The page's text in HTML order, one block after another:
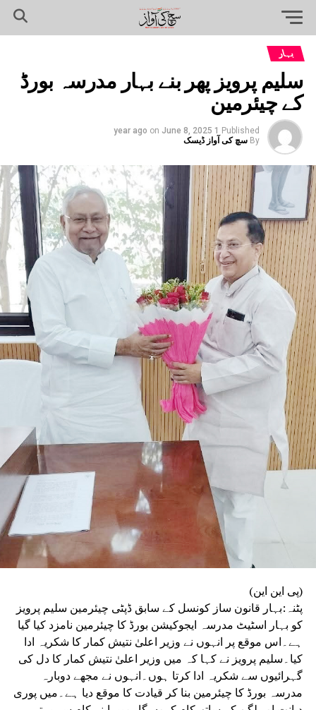
بہار
سلیم پرویز پھر بنے بہار مدرسہ بورڈ
کے چیئرمین
Published
1 year ago
on June 8, 2025
By سچ کی آواز ڈیسک
(پی این این)
پٹنہ:بہار قانون ساز کونسل کے سابق ڈپٹی چیئرمین سلیم پرویز
کو بہار اسٹیٹ مدرسہ ایجوکیشن بورڈ کا چیئرمین نامزد کیا گیا
ہے۔اس موقع پر انہوں نے وزیر اعلیٰ نتیش کمار کا شکریہ ادا
کیا۔سلیم پرویز نے کہا کہ میں وزیر اعلیٰ نتیش کمار کا دل کی
گہرائیوں سے شکریہ ادا کرتا ہوں۔انہوں نے مجھے دوبارہ
مدرسہ بورڈ کا چیئرمین بنا کر قیادت کا موقع دیا ہے۔میں پوری